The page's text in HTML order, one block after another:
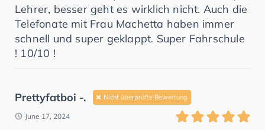
Lehrer, besser geht es wirklich nicht. Auch die
Telefonate mit Frau Machetta haben immer
schnell und super geklappt. Super Fahrschule
! 10/10 !
Prettyfatboi -. Nicht überprüfte Bewertung
June 17, 2024